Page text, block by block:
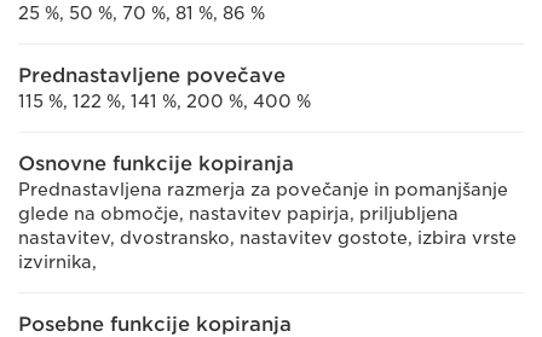
25 %, 50 %, 70 %, 81 %, 86 %
Prednastavljene povečave
115 %, 122 %, 141 %, 200 %, 400 %
Osnovne funkcije kopiranja
Prednastavljena razmerja za povečanje in pomanjšanje
glede na območje, nastavitev papirja, priljubljena
nastavitev, dvostransko, nastavitev gostote, izbira vrste
izvirnika,
Posebne funkcije kopiranja